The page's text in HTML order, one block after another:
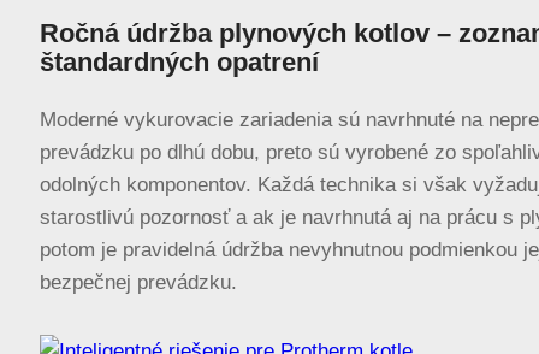
Ročná údržba plynových kotlov –
štandardných opatrení
Moderné vykurovacie zariadenia sú navrhnuté na
prevádzku po dlhú dobu, preto sú vyrobené zo
odolných komponentov. Každá technika si však
starostlivú pozornosť a ak je navrhnutá aj na prácu s
potom je pravidelná údržba nevyhnutnou podmienkou
bezpečnej prevádzku.